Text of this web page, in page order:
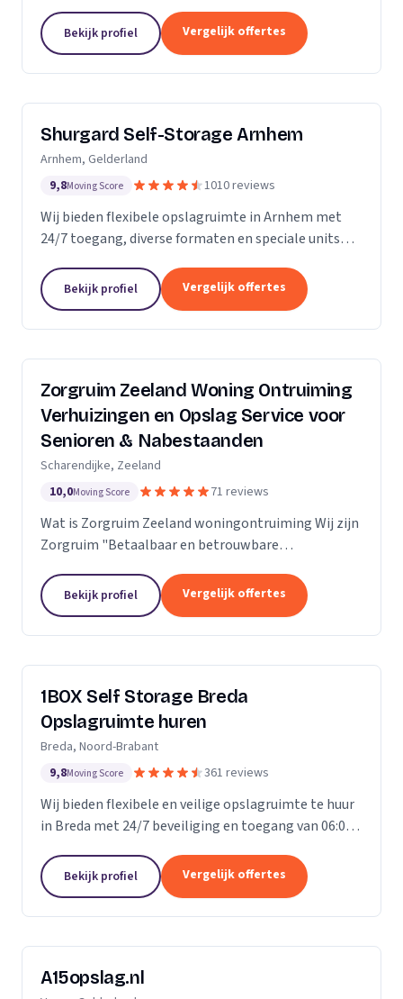
klanten geholpen door heel Nederland.
Bekijk profiel Vergelijk offertes
Shurgard Self-Storage Arnhem
Arnhem, Gelderland
9,8Moving Score 1010 reviews
Wij bieden flexibele opslagruimte in Arnhem met
24/7 toegang, diverse formaten en speciale units
opslag.Bekijk profiel Vergelijk offertes
Zorgruim Zeeland Woning Ontruiming
Verhuizingen en Opslag Service voor
Senioren & Nabestaanden
Scharendijke, Zeeland
10,0Moving Score 71 reviews
Wat is Zorgruim Zeeland woningontruiming Wij zijn
Zorgruim "Betaalbaar en betrouwbare
kleine verhuizingen.” Onze Kwaliteit is namelijk zo
ongelofelijk...
Bekijk profiel Vergelijk offertes
1BOX Self Storage Breda
Opslagruimte huren
Breda, Noord-Brabant
9,8Moving Score 361 reviews
Wij bieden flexibele en veilige opslagruimte te huur
in Breda met 24/7 beveiliging en toegang van 06:00
Bekijk profiel Vergelijk offertes
A15opslag.nl